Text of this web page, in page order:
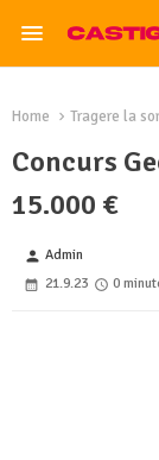
Home Tragere la
Concurs
15.000 €
person Admin
21.9.23
0